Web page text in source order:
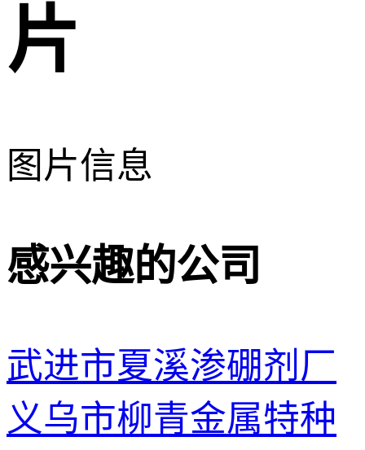
片
图片信息
感兴趣的公司
武进市夏溪渗硼剂厂
义乌市柳青金属特种